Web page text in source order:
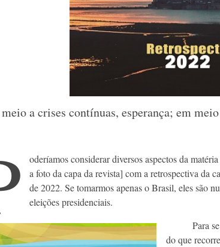
a crises contínuas, esperança; em
oderíamos considerar diversos aspectos da
a foto da capa da revista] com a retrospectiva da
de 2022. Se tomarmos apenas o Brasil, eles são
eleições presidenciais.
Para se ter
do que